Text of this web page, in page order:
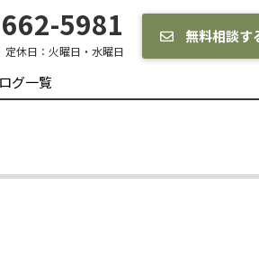
5981
定休日： 火曜日・水曜日
無料相談す
グ一覧